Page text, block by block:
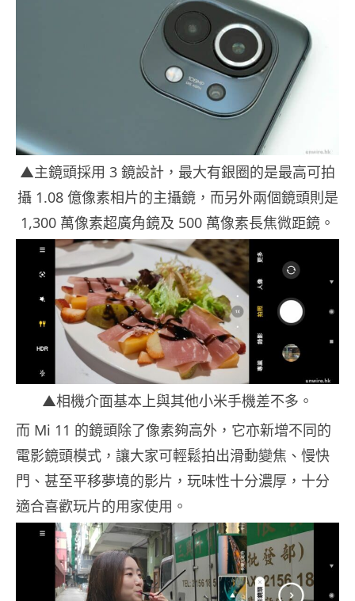
▲主鏡頭採用 3 鏡設計，最大有銀圈的是最高可拍
攝 1.08 億像素相片的主攝鏡，而另外兩個鏡頭則是
1,300 萬像素超廣角鏡及 500 萬像素長焦微距鏡。
▲相機介面基本上與其他小米手機差不多。
而 Mi 11 的鏡頭除了像素夠高外，它亦新增不同的
電影鏡頭模式，讓大家可輕鬆拍出滑動變焦、慢快
門、甚至平移夢境的影片，玩味性十分濃厚，十分
適合喜歡玩片的用家使用。